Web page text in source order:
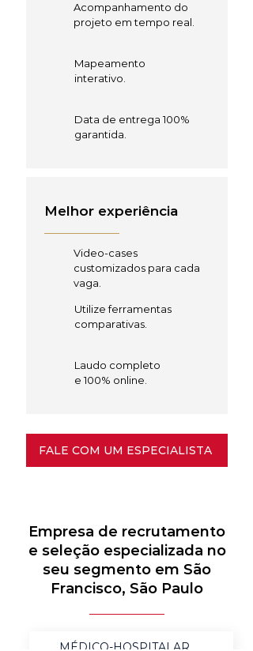
Acompanhamento do
projeto em tempo real.
Mapeamento
interativo.
Data de entrega 100%
garantida.
Melhor experiência
Video-cases
customizados para cada
vaga.
Utilize ferramentas
comparativas.
Laudo completo
e 100% online.
FALE COM UM ESPECIALISTA
Empresa de recrutamento
e seleção especializada no
seu segmento em São
Francisco, São Paulo
MÉDICO-HOSPITALAR